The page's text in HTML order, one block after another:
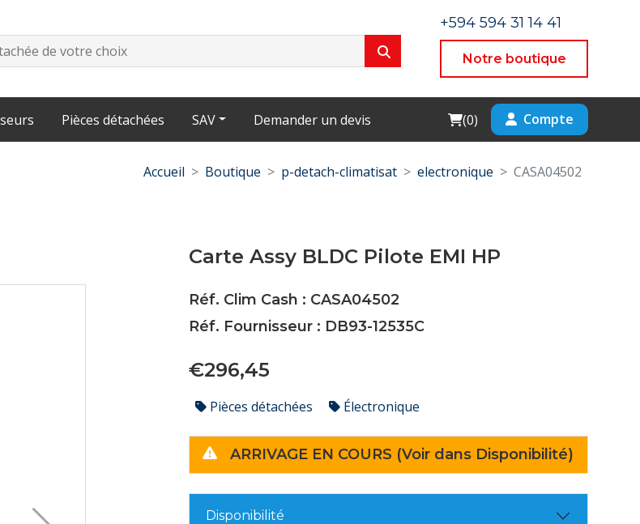
+594 594 31 14 41
Notre boutique
Pièces détachées SAV Demander un devis Cart
(0) Compte
Accueil Boutique p-detach-climatisat electronique CASA04502
Carte Assy BLDC Pilote EMI HP
Réf. Clim Cash : CASA04502
Réf. Fournisseur : DB93-12535C
€296,45
Pièces détachées Électronique
ARRIVAGE EN COURS (Voir dans Disponibilité)
Disponibilité